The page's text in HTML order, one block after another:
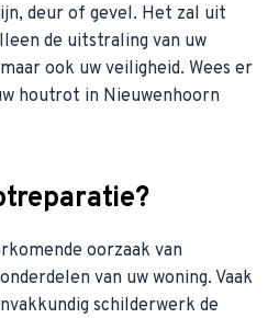
deur of gevel. Het zal uit
de uitstraling van uw
ook uw veiligheid. Wees er
houtrot in Nieuwenhoorn
oorzaak van
van uw woning. Vaak
schilderwerk de